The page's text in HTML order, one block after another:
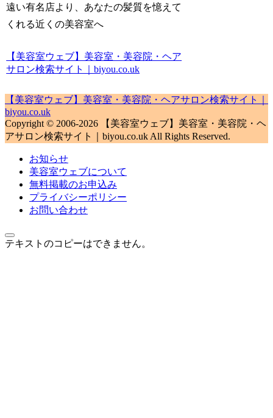
遠い有名店より、あなたの髪質を憶えて
くれる近くの美容室へ
【美容室ウェブ】美容室・美容院・ヘア
サロン検索サイト｜biyou.co.uk
【美容室ウェブ】美容室・美容院・ヘアサロン検索サイト｜
biyou.co.uk
Copyright © 2006-2026 【美容室ウェブ】美容室・美容院・ヘ
アサロン検索サイト｜biyou.co.uk All Rights Reserved.
お知らせ
美容室ウェブについて
無料掲載のお申込み
プライバシーポリシー
お問い合わせ
テキストのコピーはできません。